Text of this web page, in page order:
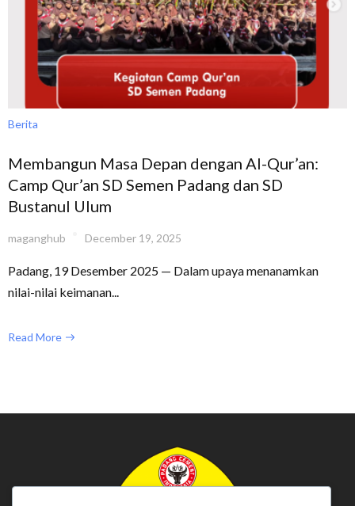
Berita
Membangun Masa Depan dengan Al-Qur’an:
Camp Qur’an SD Semen Padang dan SD
Bustanul Ulum
maganghub December 19, 2025
Padang, 19 Desember 2025 — Dalam upaya menanamkan
nilai-nilai keimanan...
Read More